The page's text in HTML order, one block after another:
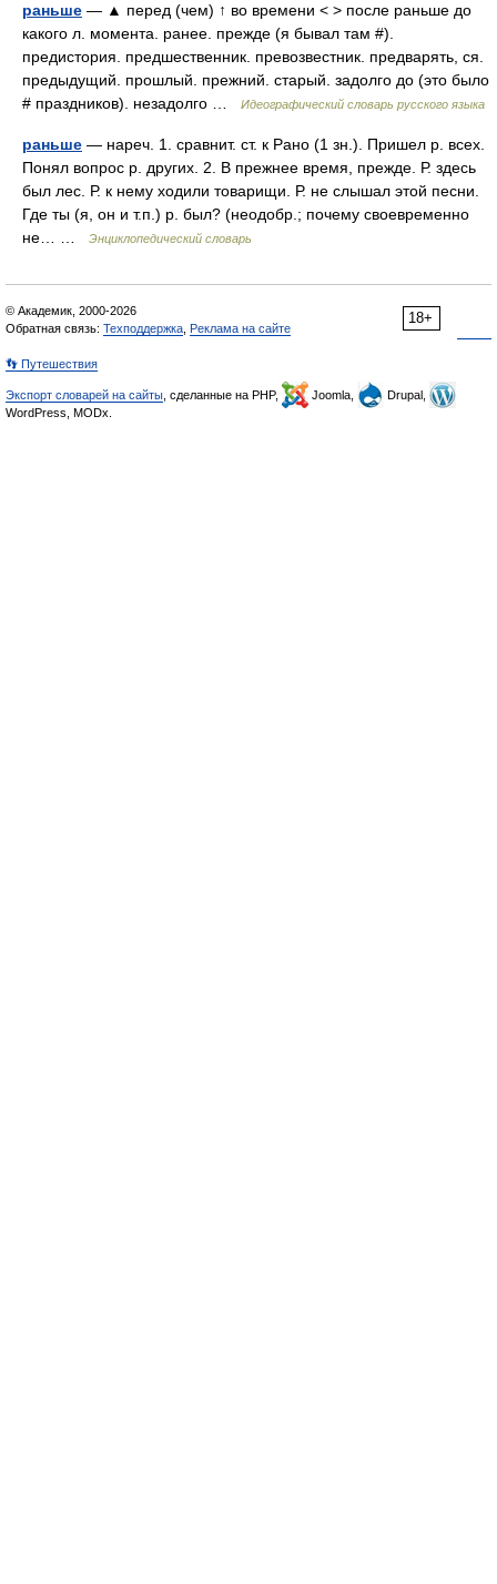
раньше — ▲ перед (чем) ↑ во времени < > после раньше до
какого л. момента. ранее. прежде (я бывал там #).
предистория. предшественник. превозвестник. предварять, ся.
предыдущий. прошлый. прежний. старый. задолго до (это было
# праздников). незадолго …
Идеографический словарь русского языка
раньше — нареч. 1. сравнит. ст. к Рано (1 зн.). Пришел р. всех.
Понял вопрос р. других. 2. В прежнее время, прежде. Р. здесь
был лес. Р. к нему ходили товарищи. Р. не слышал этой песни.
Где ты (я, он и т.п.) р. был? (неодобр.; почему своевременно
не… …
Энциклопедический словарь
18+
© Академик, 2000-2026
Обратная связь: Техподдержка Реклама на сайте
👣 Путешествия
Экспорт словарей на сайты , сделанные на PHP, Joomla,
Drupal,
WordPress, MODx.